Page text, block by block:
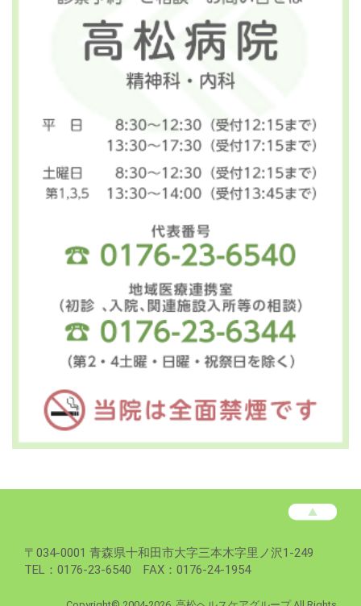
院
高
松
〒 034-0001 青森県十和田市大字三本木字里ノ沢1-249
TEL：0176-23-6540 FAX：0176-24-1954